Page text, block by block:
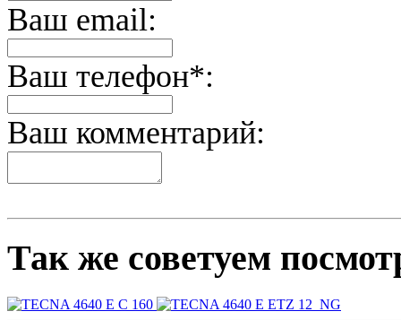
Ваш email:
Ваш телефон*:
Ваш комментарий:
Так же советуем
C 160 ЕTZ 12 NG